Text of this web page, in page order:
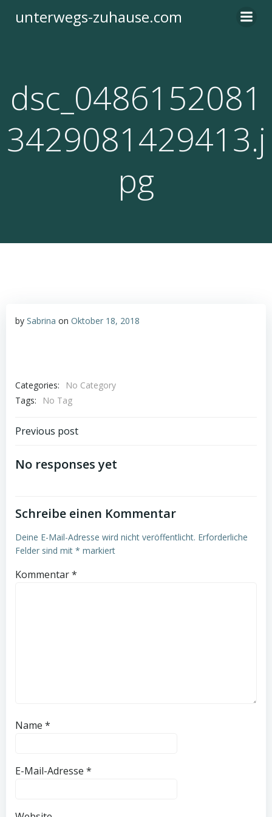
Inhalt
unterwegs-zuhause.com
dsc_0486152081
3429081429413.j
pg
by Sabrina on Oktober 18, 2018
Categories:
No Category
Tags:
No Tag
Post
navigation
Previous post
No responses yet
Schreibe einen Kommentar
Deine E-Mail-Adresse wird nicht veröffentlicht. Erforderliche
Felder sind mit * markiert
Kommentar*
Name *
E-Mail-Adresse *